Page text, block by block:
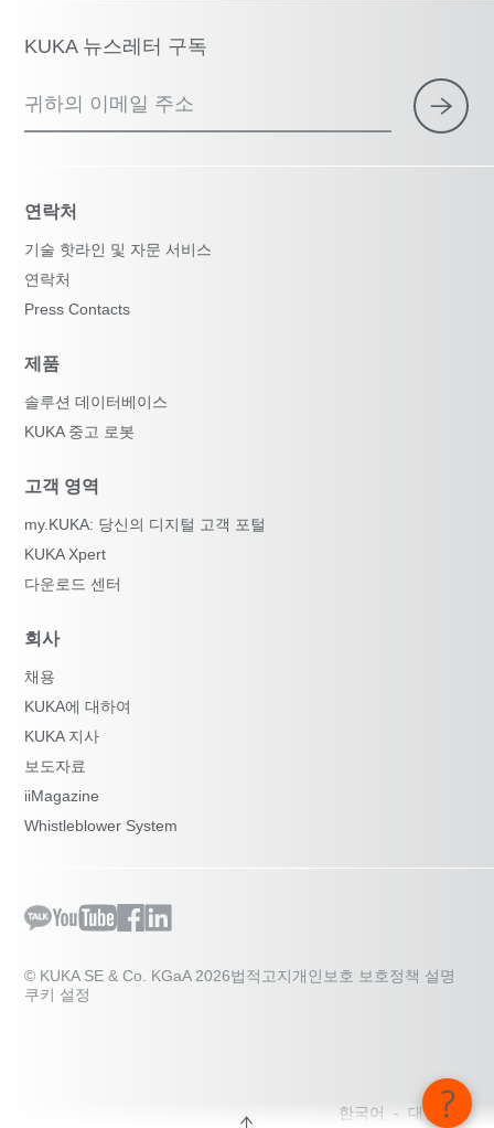
KUKA 뉴스레터 구독
귀하의 이메일 주소
연락처
기술 핫라인 및 자문 서비스
연락처
Press Contacts
제품
솔루션 데이터베이스
KUKA 중고 로봇
고객 영역
my.KUKA: 당신의 디지털 고객 포털
KUKA Xpert
다운로드 센터
회사
채용
KUKA에 대하여
KUKA 지사
보도자료
iiMagazine
Whistleblower System
© KUKA SE & Co. KGaA 2026법적고지개인보호 보호정책 설명
쿠키 설정
한국어 - 대한민국